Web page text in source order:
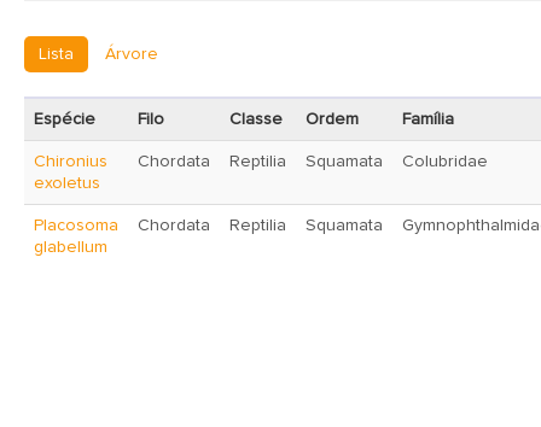
Lista Árvore
Espécie Filo Classe Ordem Família
Chironius
exoletus
Chordata Reptilia Squamata Colubridae
Placosoma
glabellum
Chordata Reptilia Squamata